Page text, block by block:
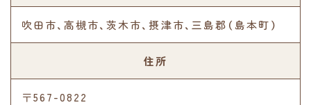
吹田市、高槻市、茨木市、摂津市、三島郡（島本町）
住所
〒567-0822